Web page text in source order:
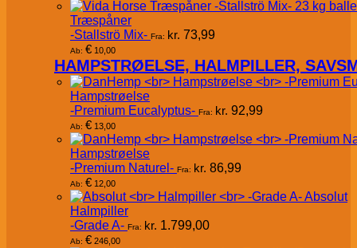
Træspåner
-Stallströ Mix- Fra: kr. 73,99
Ab: € 10,00
HAMPSTRØELSE, HALMPILLER,
Hampstrøelse
-Premium Eucalyptus- Fra: kr. 92,99
Ab: € 13,00
Hampstrøelse
-Premium Naturel- Fra: kr. 86,99
Ab: € 12,00
Absolut
Halmpiller
-Grade A- Fra: kr. 1.799,00
Ab: € 246,00